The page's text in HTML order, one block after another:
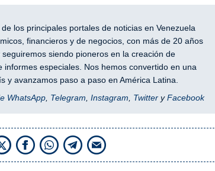
los principales portales de noticias en Venezuela
financieros y de negocios, con más de 20 años
siendo pioneros en la creación de
informes especiales. Nos hemos convertido en una
y avanzamos paso a paso en América Latina.
WhatsApp, Telegram, Instagram, TwitteryFacebook